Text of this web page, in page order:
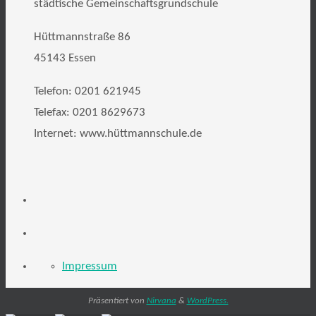
städtische Gemeinschaftsgrundschule
Hüttmannstraße 86
45143 Essen
Telefon: 0201 621945
Telefax: 0201 8629673
Internet: www.hüttmannschule.de
Impressum
Präsentiert von Nirvana & WordPress.